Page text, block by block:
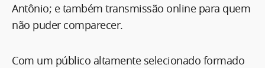
Antônio; e também transmissão online para quem
não puder comparecer.
Com um público altamente selecionado formado